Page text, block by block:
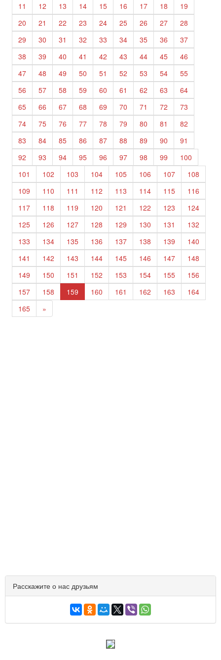
11
12 13 14 15 16 17 18
19
20
21 22 23 24 25 26 27
28
29
30 31 32 33 34 35 36
37
38
39 40 41 42 43 44 45
46
47
48 49 50 51 52 53 54
55
56
57 58 59 60 61 62 63
64
65
66 67 68 69 70 71 72
73
74
75 76 77 78 79 80 81
82
83
84 85 86 87 88 89 90
91
92
93 94 95 96 97 98 99
100
101
102 103 104 105 106 107
108
109
110 111 112 113 114 115
116
117
118 119 120 121 122 123
124
125
126 127 128 129 130 131
132
133
134 135 136 137 138 139
140
141
142 143 144 145 146 147
148
149
150 151 152 153 154 155
156
157
158 159 160 161 162 163
164
165
»
Расскажите о нас друзьям